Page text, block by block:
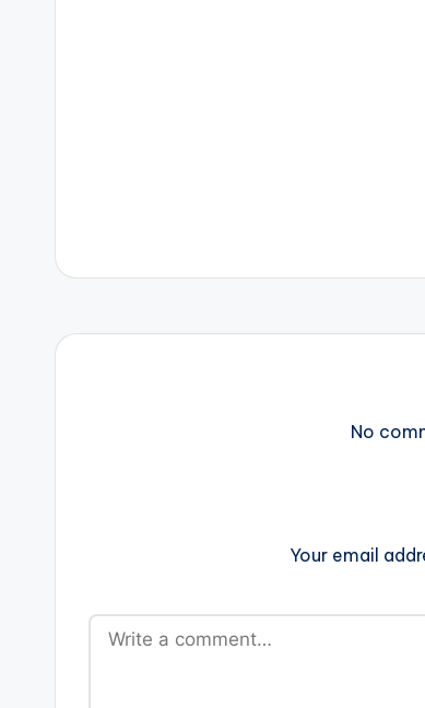
No
Your email